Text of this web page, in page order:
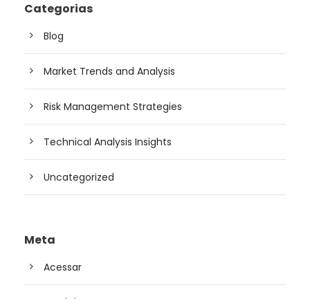
Categorias
Blog
Market Trends and Analysis
Risk Management Strategies
Technical Analysis Insights
Uncategorized
Meta
Acessar